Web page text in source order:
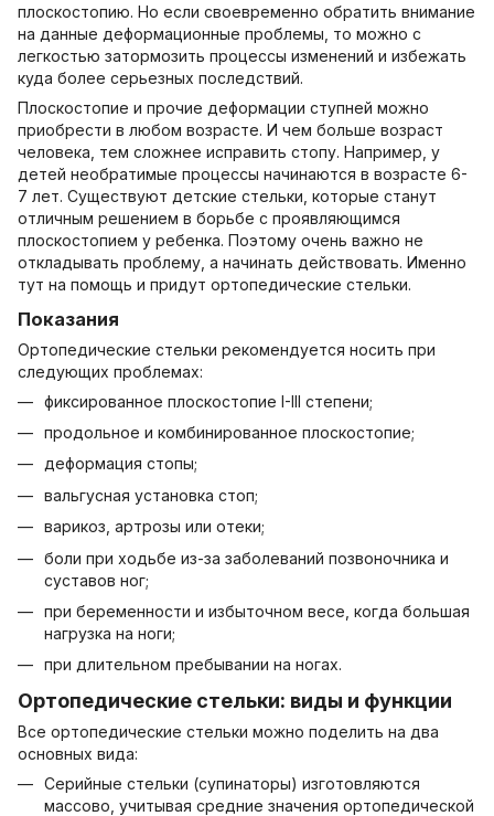
плоскостопию. Но если своевременно обратить внимание
на данные деформационные проблемы, то можно с
легкостью затормозить процессы изменений и избежать
куда более серьезных последствий.
Плоскостопие и прочие деформации ступней можно
приобрести в любом возрасте. И чем больше возраст
человека, тем сложнее исправить стопу. Например, у
детей необратимые процессы начинаются в возрасте 6-
7 лет. Существуют детские стельки, которые станут
отличным решением в борьбе с проявляющимся
плоскостопием у ребенка. Поэтому очень важно не
откладывать проблему, а начинать действовать. Именно
тут на помощь и придут ортопедические стельки.
Показания
Ортопедические стельки рекомендуется носить при
следующих проблемах:
фиксированное плоскостопие I-III степени;
продольное и комбинированное плоскостопие;
деформация стопы;
вальгусная установка стоп;
варикоз, артрозы или отеки;
боли при ходьбе из-за заболеваний позвоночника и
суставов ног;
при беременности и избыточном весе, когда большая
нагрузка на ноги;
при длительном пребывании на ногах.
Ортопедические стельки: виды и функции
Все ортопедические стельки можно поделить на два
основных вида:
Серийные стельки (супинаторы) изготовляются
массово, учитывая средние значения ортопедической